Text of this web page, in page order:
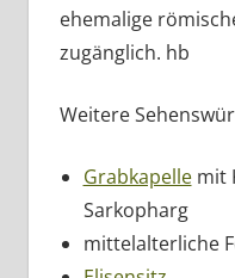
ehemalige
zugänglich. hb
Weitere
Grabkapellemit
Sarkopharg
mittelalterliche